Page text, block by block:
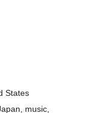
States
music,